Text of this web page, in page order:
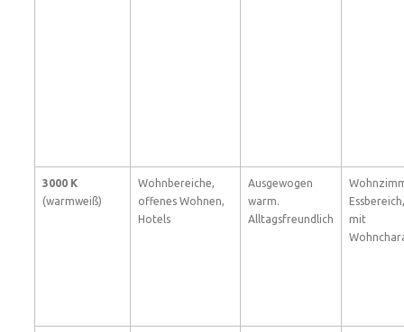
3000 K
(warmweiß)
Wohnbereiche,
offenes Wohnen,
Hotels
Ausgewogen
warm.
Alltagsfreundlich
mit